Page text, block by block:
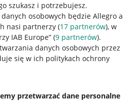
szukasz i potrzebujesz.
osobowych będzie Allegro a
nasi partnerzy (17 partnerów), w
IAB Europe” (9 partnerów).
danych osobowych przez
się w ich politykach ochrony
przetwarzać dane personalne